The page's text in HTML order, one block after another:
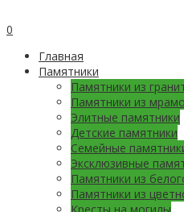
0
Главная
Памятники
Памятники из
Памятники из
Элитные памятники
Детские памятники
Семейные
Эксклюзивные
Памятники из
Памятники из